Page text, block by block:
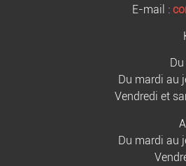
E-mail :
Du mardi au
Vendredi et
Du mardi au